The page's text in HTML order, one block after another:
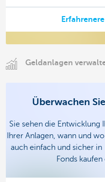
Geldanlagen
Überwachen
Sie sehen die Entwicklung
Ihrer Anlagen, wann und
auch einfach und sicher
Fonds